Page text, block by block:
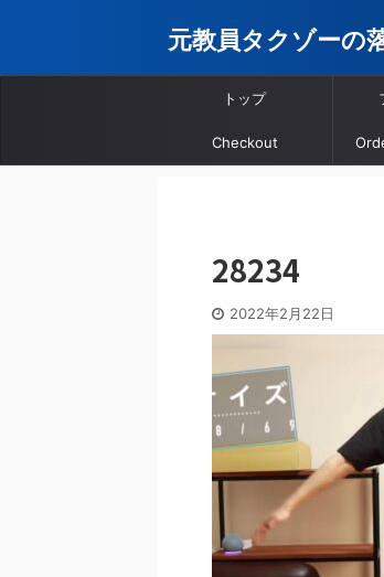
元教員タクゾーの
トップ
Checkout
28234
2022年2月22日